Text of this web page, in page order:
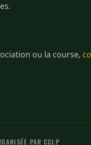
ou la course,
PAR CCLP